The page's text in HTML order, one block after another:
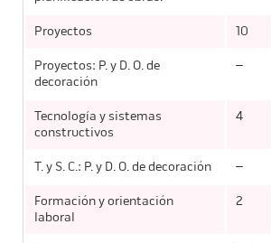
Proyectos 10
Proyectos: P. y D. O. de
decoración
–
Tecnología y sistemas
constructivos
4
T. y S. C.: P. y D. O. de decoración –
Formación y orientación
laboral
2